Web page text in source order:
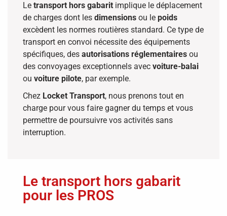
Le transport hors gabarit implique le déplacement
de charges dont les dimensions ou le poids
excèdent les normes routières standard. Ce type de
transport en convoi nécessite des équipements
spécifiques, des autorisations réglementaires ou
des convoyages exceptionnels avec voiture-balai
ou voiture pilote, par exemple.
Chez Locket Transport, nous prenons tout en
charge pour vous faire gagner du temps et vous
permettre de poursuivre vos activités sans
interruption.
Le transport hors gabarit
pour les PROS